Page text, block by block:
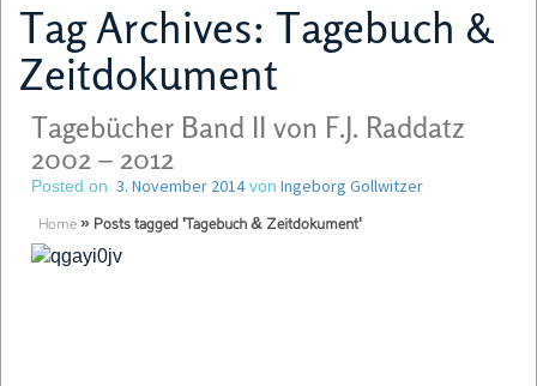
Tag Archives: Tagebuch &
Zeitdokument
Tagebücher Band II von F.J. Raddatz
2002 – 2012
Posted on 3. November 2014von Ingeborg Gollwitzer
Home » Posts tagged 'Tagebuch & Zeitdokument'